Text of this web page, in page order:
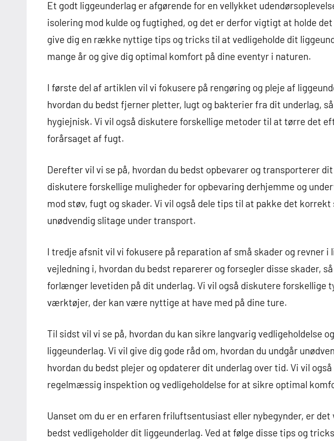
Et godt liggeunderlag er afgørende for en vellykket
isolering mod kulde og fugtighed, og det er derfor vigtigt at holde
give dig en række nyttige tips og tricks til at vedligeholde dit
mange år og give dig optimal komfort på dine eventyr i naturen.
I første del af artiklen vil vi fokusere på rengøring og pleje af
hvordan du bedst fjerner pletter, lugt og bakterier fra dit underlag,
hygiejnisk. Vi vil også diskutere forskellige metoder til at tørre det
forårsaget af fugt.
Derefter vil vi se på, hvordan du bedst opbevarer og transporterer
diskutere forskellige muligheder for opbevaring derhjemme og
mod støv, fugt og skader. Vi vil også dele tips til at pakke det korrekt
unødvendig slitage under transport.
I tredje afsnit vil vi fokusere på reparation af små skader og revner i
vejledning i, hvordan du bedst reparerer og forsegler disse skader,
forlænger levetiden på dit underlag. Vi vil også diskutere forskellige
værktøjer, der kan være nyttige at have med på dine ture.
Til sidst vil vi se på, hvordan du kan sikre langvarig vedligeholdelse
liggeunderlag. Vi vil give dig gode råd om, hvordan du undgår
hvordan du bedst plejer og opdaterer dit underlag over tid. Vi vil
regelmæssig inspektion og vedligeholdelse for at sikre optimal
Uanset om du er en erfaren friluftsentusiast eller nybegynder, er
bedst vedligeholder dit liggeunderlag. Ved at følge disse tips og